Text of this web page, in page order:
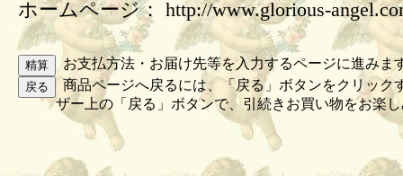
ホームページ： http://www.glorious-
お支払方法・お届け先等を入力するページに進みま
商品ページへ戻るには、「戻る」ボタンをクリック
ザー上の「戻る」ボタンで、引続きお買い物をお楽